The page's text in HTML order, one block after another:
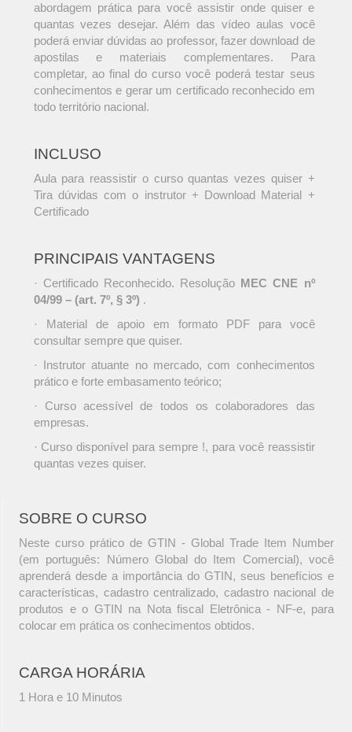
abordagem prática para você assistir onde quiser e
quantas vezes desejar. Além das vídeo aulas você
poderá enviar dúvidas ao professor, fazer download de
apostilas e materiais complementares. Para
completar, ao final do curso você poderá testar seus
conhecimentos e gerar um certificado reconhecido em
todo território nacional.
INCLUSO
Aula para reassistir o curso quantas vezes quiser +
Tira dúvidas com o instrutor + Download Material +
Certificado
PRINCIPAIS VANTAGENS
· Certificado Reconhecido. Resolução MEC CNE nº
04/99 – (art. 7º, § 3º) .
· Material de apoio em formato PDF para você
consultar sempre que quiser.
· Instrutor atuante no mercado, com conhecimentos
prático e forte embasamento teórico;
· Curso acessível de todos os colaboradores das
empresas.
· Curso disponível para sempre !, para você reassistir
quantas vezes quiser.
SOBRE O CURSO
Neste curso prático de GTIN - Global Trade Item Number
(em português: Número Global do Item Comercial), você
aprenderá desde a importância do GTIN, seus benefícios e
características, cadastro centralizado, cadastro nacional de
produtos e o GTIN na Nota fiscal Eletrônica - NF-e, para
colocar em prática os conhecimentos obtidos.
CARGA HORÁRIA
1 Hora e 10 Minutos